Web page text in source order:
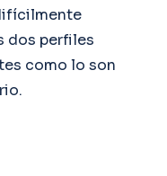
dos perfiles
como lo son